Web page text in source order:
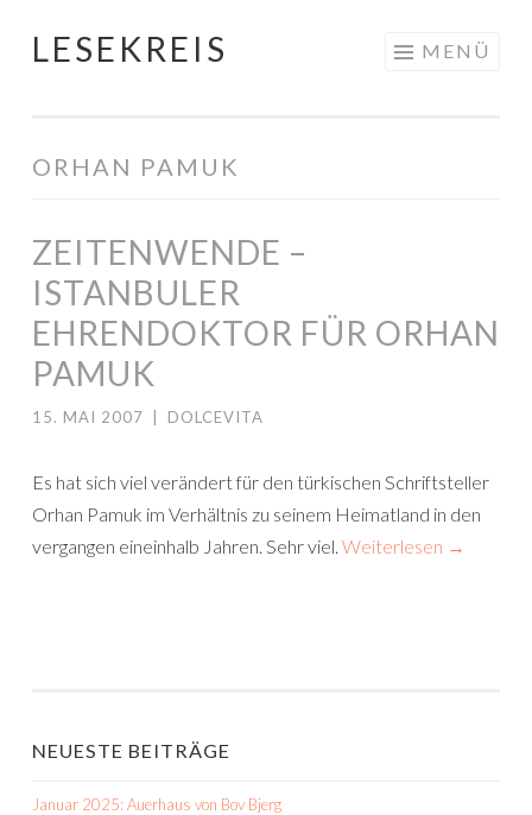
Springe
LESEKREIS MENÜ
ORHAN PAMUK
ZEITENWENDE –
ISTANBULER
EHRENDOKTOR FÜR ORHAN
PAMUK
15. MAI 2007 DOLCEVITA
Es hat sich viel verändert für den türkischen Schriftsteller
Orhan Pamuk im Verhältnis zu seinem Heimatland in den
vergangen eineinhalb Jahren. Sehr viel. Weiterlesen →
NEUESTE BEITRÄGE
Januar 2025: Auerhaus von Bov Bjerg